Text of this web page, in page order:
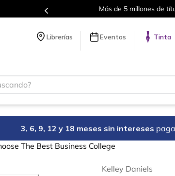
Más de 5 millones de
Librerías Eventos Tinta
3, 6, 9, 12 y 18 meses sin intereses
The Best Business College
Kelley Daniels